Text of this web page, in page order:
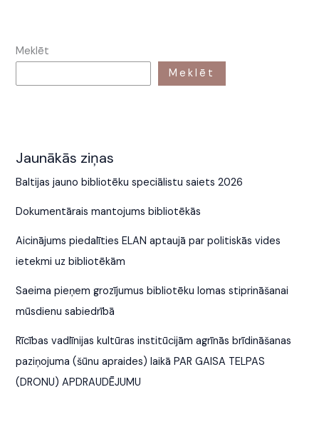
Meklēt
Meklēt
Jaunākās ziņas
Baltijas jauno bibliotēku speciālistu saiets 2026
Dokumentārais mantojums bibliotēkās
Aicinājums piedalīties ELAN aptaujā par politiskās vides
ietekmi uz bibliotēkām
Saeima pieņem grozījumus bibliotēku lomas stiprināšanai
mūsdienu sabiedrībā
Rīcības vadlīnijas kultūras institūcijām agrīnās brīdināšanas
paziņojuma (šūnu apraides) laikā PAR GAISA TELPAS
(DRONU) APDRAUDĒJUMU